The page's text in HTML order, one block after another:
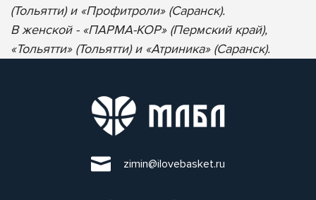
(Тольятти) и «Профитроли» (Саранск).
В женской - «ПАРМА-КОР» (Пермский край),
«Тольятти» (Тольятти) и «Атриника» (Саранск).
zimin@ilovebasket.ru